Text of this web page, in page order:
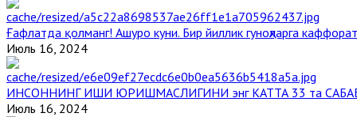
Ғафлатда қолманг! Ашуро куни. Бир йиллик гуноҳларга
Июль 16, 2024
ИНСОННИНГ ИШИ ЮРИШМАСЛИГИНИ энг КАТТА 33 та
Июль 16, 2024